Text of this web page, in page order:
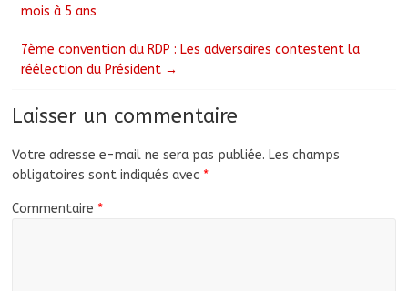
mois à 5 ans
7ème convention du RDP : Les adversaires contestent la
réélection du Président →
Laisser un commentaire
Votre adresse e-mail ne sera pas publiée. Les champs
obligatoires sont indiqués avec *
Commentaire *